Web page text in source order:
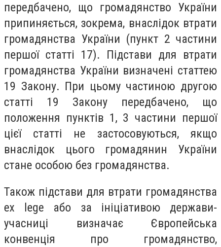
передбачено, що громадянство України
припиняється, зокрема, внаслідок втрати
громадянства України (пункт 2 частини
першої статті 17). Підстави для втрати
громадянства України визначені статтею
19 Закону. При цьому частиною другою
статті 19 Закону передбачено, що
положення пунктів 1, 3 частини першої
цієї статті не застосовуються, якщо
внаслідок цього громадянин України
стане особою без громадянства.
Також підстави для втрати громадянства
ex lege або за ініціативою держави-
учасниці визначає Європейська
конвенція про громадянство,